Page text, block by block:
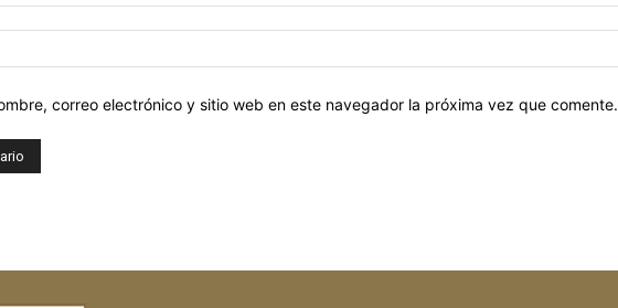
correo electrónico y sitio web en este navegador la próxima vez que comente.